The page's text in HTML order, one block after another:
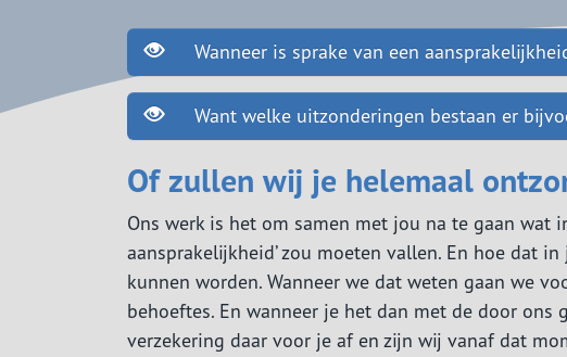
Wanneer is sprake van een
Want welke uitzonderingen bestaan er
Of zullen wij je helemaal
Ons werk is het om samen met jou na te gaan wat
aansprakelijkheid’ zou moeten vallen. En hoe dat
kunnen worden. Wanneer we dat weten gaan we
behoeftes. En wanneer je het dan met de door
verzekering daar voor je af en zijn wij vanaf dat